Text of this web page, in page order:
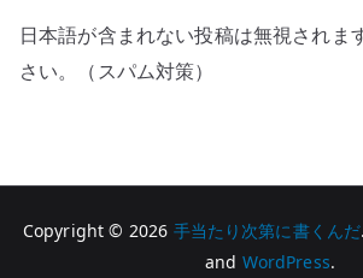
日本語が含まれない投稿は無視されま
さい。（スパム対策）
Copyright © 2026 手当たり次第に書くんだ
and WordPress.